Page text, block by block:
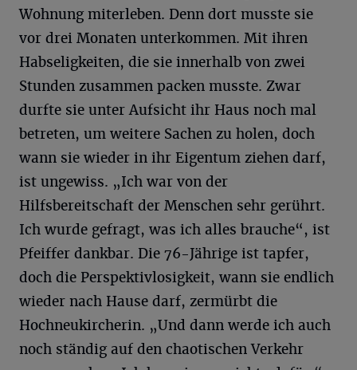
Wohnung miterleben. Denn dort musste sie
vor drei Monaten unterkommen. Mit ihren
Habseligkeiten, die sie innerhalb von zwei
Stunden zusammen packen musste. Zwar
durfte sie unter Aufsicht ihr Haus noch mal
betreten, um weitere Sachen zu holen, doch
wann sie wieder in ihr Eigentum ziehen darf,
ist ungewiss. „Ich war von der
Hilfsbereitschaft der Menschen sehr gerührt.
Ich wurde gefragt, was ich alles brauche“, ist
Pfeiffer dankbar. Die 76-Jährige ist tapfer,
doch die Perspektivlosigkeit, wann sie endlich
wieder nach Hause darf, zermürbt die
Hochneukircherin. „Und dann werde ich auch
noch ständig auf den chaotischen Verkehr